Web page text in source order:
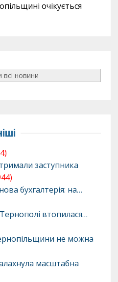
очікується
всі новини
заступника
бухгалтерія: на…
втопилася…
не можна
масштабна